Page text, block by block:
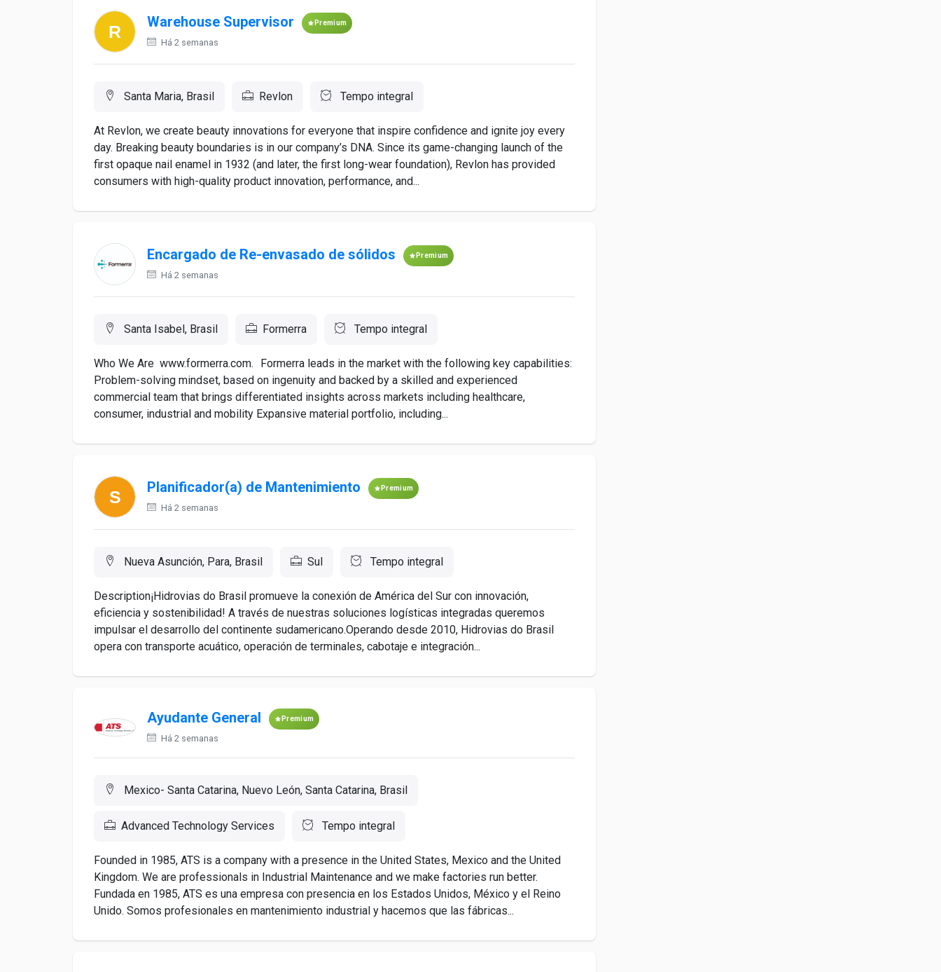
Warehouse Supervisor Premium
Há 2 semanas
Santa Maria, Brasil Revlon Tempo integral
At Revlon, we create beauty innovations for everyone that inspire confidence and ignite joy every
day. Breaking beauty boundaries is in our company’s DNA. Since its game-changing launch of the
first opaque nail enamel in 1932 (and later, the first long-wear foundation), Revlon has provided
consumers with high-quality product innovation, performance, and...
Encargado de Re-envasado de sólidos Premium
Há 2 semanas
Santa Isabel, Brasil Formerra Tempo integral
Who We Are www.formerra.com. Formerra leads in the market with the following key capabilities:
Problem-solving mindset, based on ingenuity and backed by a skilled and experienced
commercial team that brings differentiated insights across markets including healthcare,
consumer, industrial and mobility Expansive material portfolio, including...
Planificador(a) de Mantenimiento Premium
Há 2 semanas
Nueva Asunción, Para, Brasil Sul Tempo integral
Description¡Hidrovias do Brasil promueve la conexión de América del Sur con innovación,
eficiencia y sostenibilidad! A través de nuestras soluciones logísticas integradas queremos
impulsar el desarrollo del continente sudamericano.Operando desde 2010, Hidrovias do Brasil
opera con transporte acuático, operación de terminales, cabotaje e integración...
Ayudante General Premium
Há 2 semanas
Mexico- Santa Catarina, Nuevo León, Santa Catarina, Brasil
Advanced Technology Services Tempo integral
Founded in 1985, ATS is a company with a presence in the United States, Mexico and the United
Kingdom. We are professionals in Industrial Maintenance and we make factories run better.
Fundada en 1985, ATS es una empresa con presencia en los Estados Unidos, México y el Reino
Unido. Somos profesionales en mantenimiento industrial y hacemos que las fábricas...